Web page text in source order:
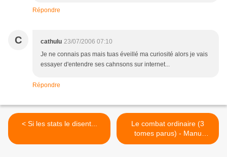
Répondre
C cathulu 23/07/2006 07:10
Je ne connais pas mais tuas éveillé ma curiosité alors je vais
essayer d'entendre ses cahnsons sur internet...
Répondre
< Si les stats le disent...
Le combat ordinaire (3
tomes parus) - Manu
Larcenet >